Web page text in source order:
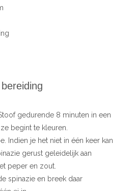
bereiding
gedurende 8 minuten in een
begint te kleuren.
Indien je het niet in één keer kan
gerust geleidelijk aan
peper en zout.
spinazie en breek daar